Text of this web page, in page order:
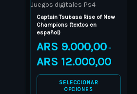
Juegos digitales Ps4
Captain Tsubasa Rise of New
Champions (textos en
español)
ARS 9.000,00 –
ARS 12.000,00
SELECCIONAR
OPCIONES
chosen
on
the
product
page